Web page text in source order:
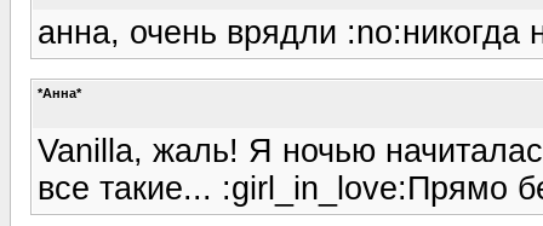
анна, очень врядли :no:никогда
*Анна*
Vanilla, жаль! Я ночью
все такие... :girl_in_love:Прямо